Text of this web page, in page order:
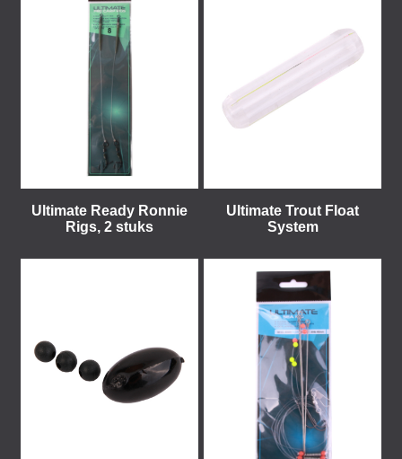
Ultimate Ready Ronnie
Rigs, 2 stuks
Ultimate Trout Float
System